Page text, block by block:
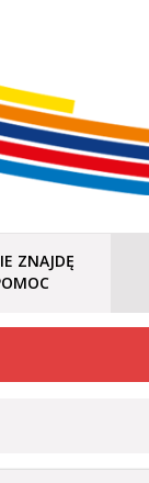
ZNAJDĘ